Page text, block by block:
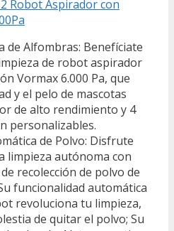
Robot Aspirador con
de Alfombras: Benefíciate
de robot aspirador
Vormax 6.000 Pa, que
y el pelo de mascotas
de alto rendimiento y 4
personalizables.
de Polvo: Disfrute
limpieza autónoma con
recolección de polvo de
funcionalidad automática
revoluciona tu limpieza,
de quitar el polvo; Su